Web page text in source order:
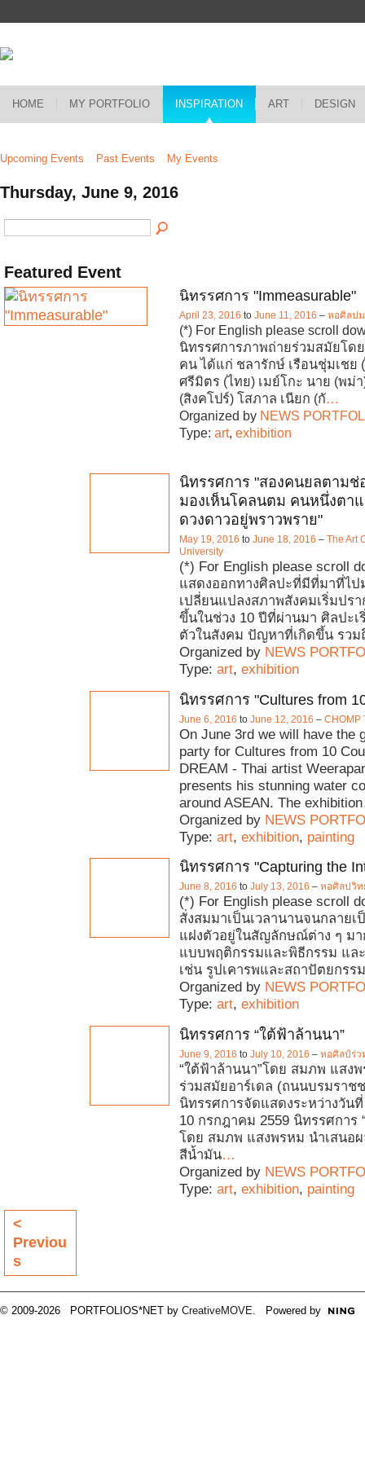
HOME MY PORTFOLIO INSPIRATION ART DESIGN
Upcoming Events Past Events My Events
Thursday, June 9, 2016
Featured Event
นิทรรศการ "Immeasurable"
April 23, 2016 to June 11, 2016 – หอศิลปม
(*) For English please scroll
นิทรรศการภาพถ่ายร่วมสมัยโด
คน ได้แก่ ชลารักษ์ เรือนชุ่มเชย
ศรีมิตร (ไทย) เมย์โกะ นาย (พม่
(สิงคโปร์) โสภาล เนียก (กั
Organized by NEWS
Type: art, exhibition
นิทรรศการ "สองคนยลตามช่
มองเห็นโคลนตม คนหนึ่งตา
ดวงดาวอยู่พราวพราย"
May 19, 2016 to June 18, 2016 – The Art
University
(*) For English please scroll
แสดงออกทางศิลปะที่มีที่มาที่ไป
เปลี่ยนแปลงสภาพสังคมเริ่มปร
ขึ้นในช่วง 10 ปีที่ผ่านมา ศิลปะเ
ตัวในสังคม ปัญหาที่เกิดขึ้น รวม
Organized by NEWS
Type: art, exhibition
นิทรรศการ "Cultures from
June 6, 2016 to June 12, 2016 – CHOMP
On June 3rd we will have the
party for Cultures from 10
DREAM - Thai artist
presents his stunning water
around ASEAN. The exhibition
Organized by NEWS
Type: art, exhibition, painting
นิทรรศการ "Capturing the
June 8, 2016 to July 13, 2016 – หอศิลปวิ
(*) For English please scroll
สั่งสมมาเป็นเวลานานจนกลายเ
แฝงตัวอยู่ในสัญลักษณ์ต่าง ๆ มา
แบบพฤติกรรมและพิธีกรรม แล
เช่น รูปเคารพและสถาปัตยกรร
Organized by NEWS
Type: art, exhibition
นิทรรศการ “ใต้ฟ้าล้านนา”
June 9, 2016 to July 10, 2016 – หอศิลป์ร่ว
“ใต้ฟ้าล้านนา”โดย สมภพ แส
ร่วมสมัยอาร์เดล (ถนนบรมราช
นิทรรศการจัดแสดงระหว่างวัน
10 กรกฎาคม 2559 นิทรรศการ
โดย สมภพ แสงพรหม นำเสนอ
สีน้ำมัน…
Organized by NEWS
Type: art, exhibition, painting
<
Previou
s
© 2009-2026 PORTFOLIOS*NET by CreativeMOVE. Powered by